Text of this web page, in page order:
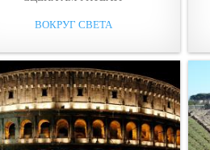
ВОКРУГ СВЕТА